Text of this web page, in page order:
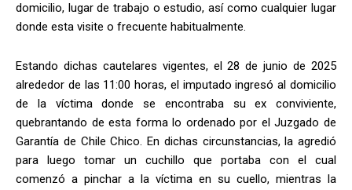
domicilio, lugar de trabajo o estudio, así como cualquier lugar
donde esta visite o frecuente habitualmente.
Estando dichas cautelares vigentes, el 28 de junio de 2025
alrededor de las 11:00 horas, el imputado ingresó al domicilio
de la víctima donde se encontraba su ex conviviente,
quebrantando de esta forma lo ordenado por el Juzgado de
Garantía de Chile Chico. En dichas circunstancias, la agredió
para luego tomar un cuchillo que portaba con el cual
comenzó a pinchar a la víctima en su cuello, mientras la